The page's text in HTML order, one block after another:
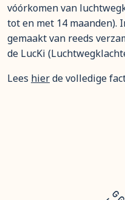
vóórkomen van
tot en met 14 maanden).
gemaakt van reeds
de LucKi
Lees hierde volledige